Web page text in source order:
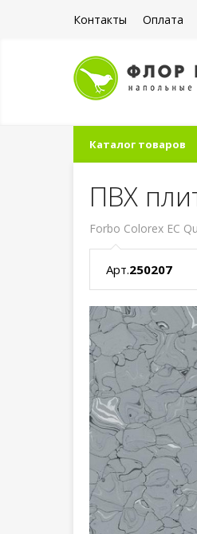
Контакты Оплата
Каталог товаров
ПВХ
Forbo Colorex EC
Арт.250207